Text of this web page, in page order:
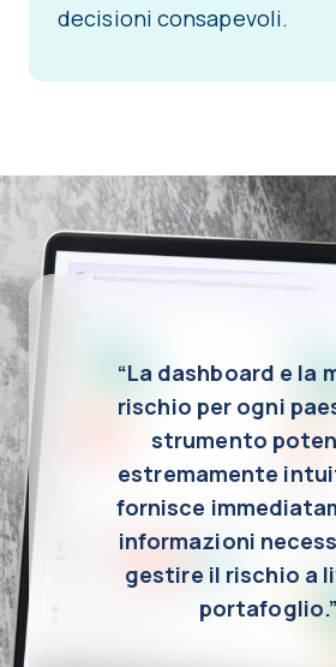
decisioni consapevoli.
“La dashboard e la
rischio per ogni
strumento
estremamente
fornisce
informazioni
gestire il rischio a
portafoglio.”